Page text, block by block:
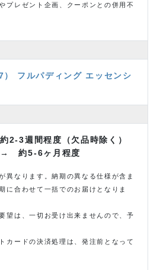
プレゼント企画、クーポンとの併用不
） フルパディング エッセンシ
3週間程度（欠品時除く）
→ 約5-6ヶ月程度
異なります。納期の異なる仕様が含ま
に合わせて一括でのお届けとなりま
望は、一切お受け出来ませんので、予
カードの決済処理は、発注前となって